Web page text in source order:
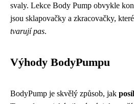
svaly. Lekce Body Pump obvykle
jsou sklapovačky a zkracovačky, které
tvarují pas.
Výhody BodyPumpu
BodyPump je skvělý způsob, jak